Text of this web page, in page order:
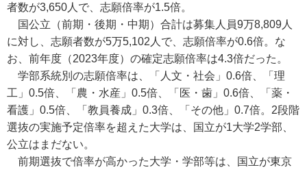
者数が3,650人で、志願倍率が1.5倍。
国公立（前期・後期・中期）合計は募集人員9万8,809人
に対し、志願者数が5万5,102人で、志願倍率が0.6倍。な
お、前年度（2023年度）の確定志願倍率は4.3倍だった。
学部系統別の志願倍率は、「人文・社会」0.6倍、「理
工」0.5倍、「農・水産」0.5倍、「医・歯」0.6倍、「薬・
看護」0.5倍、「教員養成」0.3倍、「その他」0.7倍。2段階
選抜の実施予定倍率を超えた大学は、国立が1大学2学部、
公立はまだない。
前期選抜で倍率が高かった大学・学部等は、国立が東京